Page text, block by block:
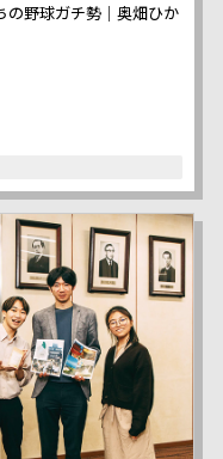
の野球ガチ勢｜奥畑ひか